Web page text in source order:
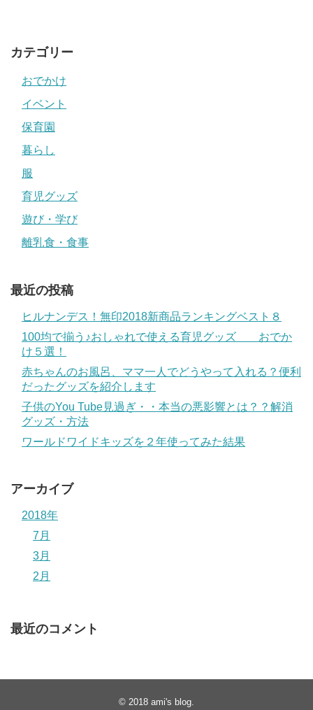
カテゴリー
おでかけ
イベント
保育園
暮らし
服
育児グッズ
遊び・学び
離乳食・食事
最近の投稿
ヒルナンデス！無印2018新商品ランキングベスト８
100均で揃う♪おしゃれで使える育児グッズ おでか
け５選！
赤ちゃんのお風呂、ママ一人でどうやって入れる？便利
だったグッズを紹介します
子供のYou Tube見過ぎ・・本当の悪影響とは？？解消
グッズ・方法
ワールドワイドキッズを２年使ってみた結果
アーカイブ
2018年
7月
3月
2月
最近のコメント
© 2018 ami's blog